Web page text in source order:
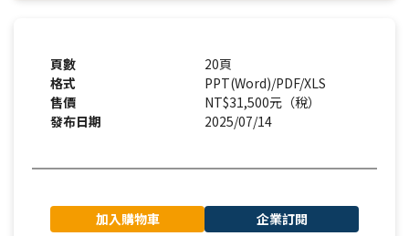
頁數
20頁
格式
PPT(Word)/PDF/XLS
售價
NT$31,500元（稅）
發布日期
2025/07/14
加入購物車 企業訂閱